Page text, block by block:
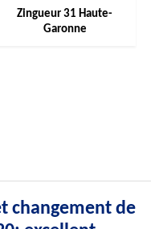
Zingueur 31 Haute-
Garonne
changement de